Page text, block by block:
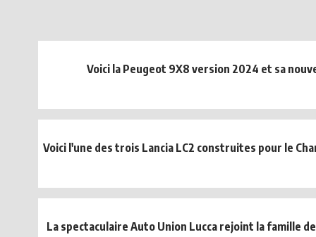
Voici la Peugeot 9X8 version 2024 et sa
Voici l'une des trois Lancia LC2 construites pour le
La spectaculaire Auto Union Lucca rejoint la famille